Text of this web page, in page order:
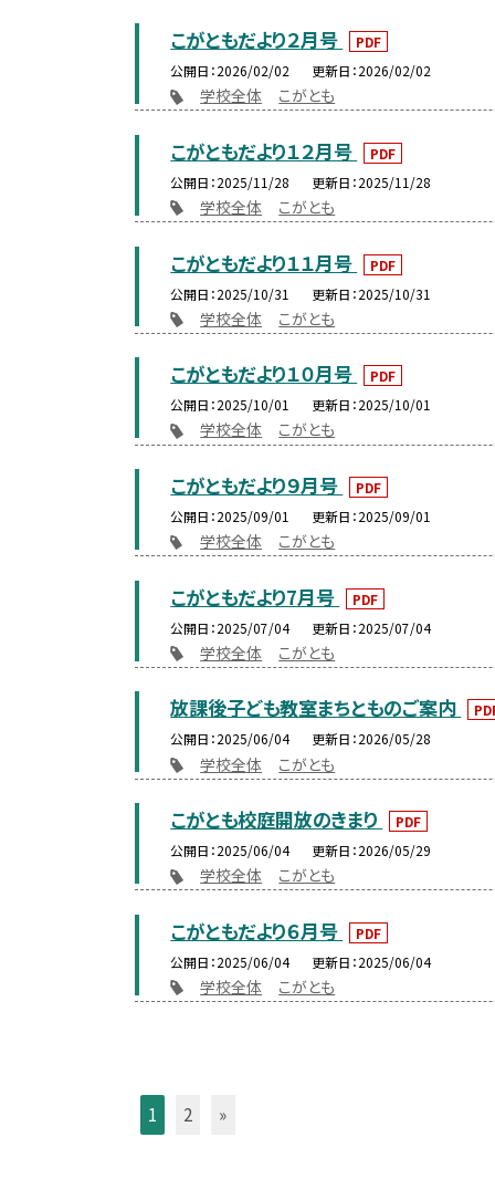
こがともだより２月号
PDF
公開日 2026/02/02 更新日 2026/02/02
学校全体 こがとも
こがともだより１２月号
PDF
公開日 2025/11/28 更新日 2025/11/28
学校全体 こがとも
こがともだより１１月号
PDF
公開日 2025/10/31 更新日 2025/10/31
学校全体 こがとも
こがともだより１０月号
PDF
公開日 2025/10/01 更新日 2025/10/01
学校全体 こがとも
こがともだより９月号
PDF
公開日 2025/09/01 更新日 2025/09/01
学校全体 こがとも
こがともだより7月号
PDF
公開日 2025/07/04 更新日 2025/07/04
学校全体 こがとも
放課後子ども教室まちとものご案内
公開日 2025/06/04 更新日 2026/05/28
学校全体 こがとも
こがとも校庭開放のきまり
PDF
公開日 2025/06/04 更新日 2026/05/29
学校全体 こがとも
こがともだより６月号
PDF
公開日 2025/06/04 更新日 2025/06/04
学校全体 こがとも
1 2 »